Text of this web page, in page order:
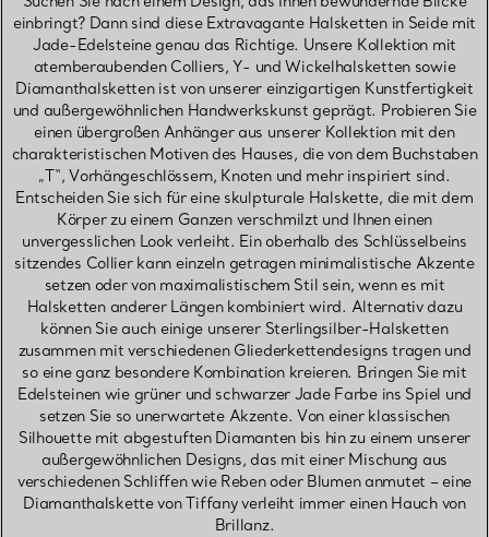
einbringt? Dann sind diese Extravagante Halsketten in Seide mit
Jade-Edelsteine genau das Richtige. Unsere Kollektion mit
atemberaubenden Colliers, Y- und Wickelhalsketten sowie
Diamanthalsketten ist von unserer einzigartigen Kunstfertigkeit
und außergewöhnlichen Handwerkskunst geprägt. Probieren Sie
einen übergroßen Anhänger aus unserer Kollektion mit den
charakteristischen Motiven des Hauses, die von dem Buchstaben
„T“, Vorhängeschlössern, Knoten und mehr inspiriert sind.
Entscheiden Sie sich für eine skulpturale Halskette, die mit dem
Körper zu einem Ganzen verschmilzt und Ihnen einen
unvergesslichen Look verleiht. Ein oberhalb des Schlüsselbeins
sitzendes Collier kann einzeln getragen minimalistische Akzente
setzen oder von maximalistischem Stil sein, wenn es mit
Halsketten anderer Längen kombiniert wird. Alternativ dazu
können Sie auch einige unserer Sterlingsilber-Halsketten
zusammen mit verschiedenen Gliederkettendesigns tragen und
so eine ganz besondere Kombination kreieren. Bringen Sie mit
Edelsteinen wie grüner und schwarzer Jade Farbe ins Spiel und
setzen Sie so unerwartete Akzente. Von einer klassischen
Silhouette mit abgestuften Diamanten bis hin zu einem unserer
außergewöhnlichen Designs, das mit einer Mischung aus
verschiedenen Schliffen wie Reben oder Blumen anmutet – eine
Diamanthalskette von Tiffany verleiht immer einen Hauch von
Brillanz.